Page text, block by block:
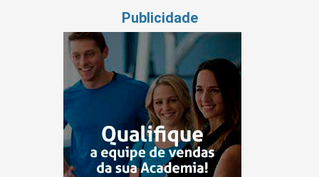
Publicidade